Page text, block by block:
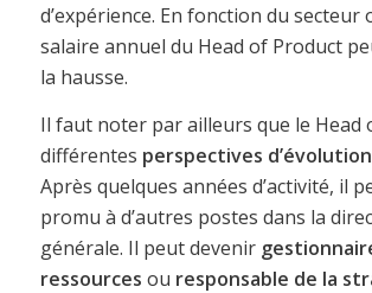
d’expérience. En fonction du secteur
salaire annuel du Head of Product
la hausse.
Il faut noter par ailleurs que le Head
différentes perspectives
Après quelques années d’activité, il
promu à d’autres postes dans la
générale. Il peut devenir
ressources ou responsable de la